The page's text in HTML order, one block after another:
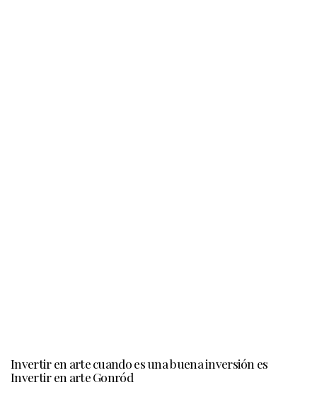
Invertir en arte cuando es una buena inversión es
Invertir en arte Gonród